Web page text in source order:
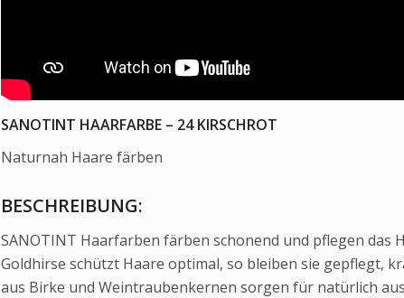
SANOTINT HAARFARBE – 24 KIRSCHROT
Naturnah Haare färben
BESCHREIBUNG:
SANOTINT Haarfarben färben schonend und pflegen das
Goldhirse schützt Haare optimal, so bleiben sie gepflegt,
aus Birke und Weintraubenkernen sorgen für natürlich